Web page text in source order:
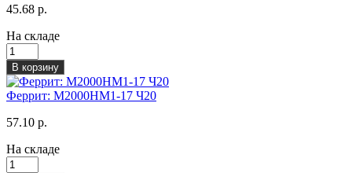
45.68 р.
На складе
В корзину
Феррит: М2000НМ1-17 Ч20
57.10 р.
На складе